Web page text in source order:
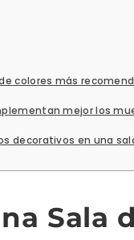
colores más
mejor los
decorativos en una
Sala